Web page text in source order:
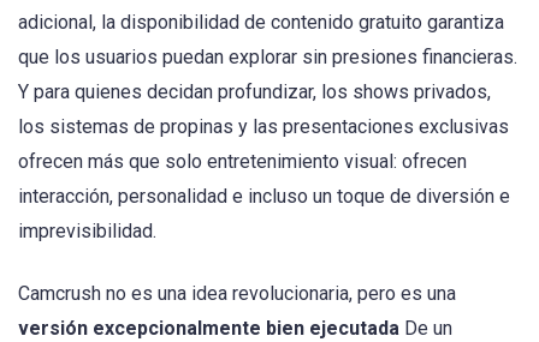
adicional, la disponibilidad de contenido gratuito garantiza
que los usuarios puedan explorar sin presiones financieras.
Y para quienes decidan profundizar, los shows privados,
los sistemas de propinas y las presentaciones exclusivas
ofrecen más que solo entretenimiento visual: ofrecen
interacción, personalidad e incluso un toque de diversión e
imprevisibilidad.
Camcrush no es una idea revolucionaria, pero es una
versión excepcionalmente bien ejecutada De un